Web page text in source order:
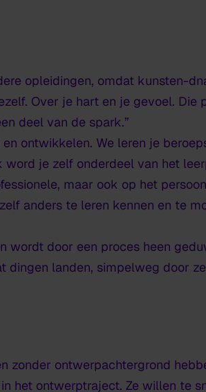
opleidingen, omdat kunsten-
Over je hart en je gevoel. Die
deel van de spark.”
ontwikkelen. We leren je
je zelf onderdeel van het
maar ook op het
anders te leren kennen en te
wordt door een proces heen
landen, simpelweg door
zonder ontwerpachtergrond
het ontwerptraject. Ze willen te